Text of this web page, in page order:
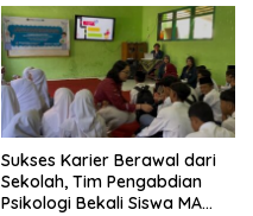
Sukses Karier Berawal dari
Sekolah, Tim Pengabdian
Psikologi Bekali Siswa MA